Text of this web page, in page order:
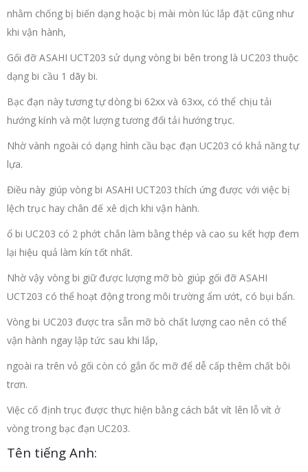
nhằm chống bị biến dạng hoặc bị mài mòn lúc lắp đặt cũng như
khi vận hành,
Gối đỡ ASAHI UCT203 sử dụng vòng bi bên trong là UC203 thuộc
dạng bi cầu 1 dãy bi.
Bạc đạn này tương tự dòng bi 62xx và 63xx, có thể chịu tải
hướng kính và một lượng tương đối tải hướng trục.
Nhờ vành ngoài có dạng hình cầu bạc đạn UC203 có khả năng tự
lựa.
Điều này giúp vòng bi ASAHI UCT203 thích ứng được với việc bị
lệch trục hay chân đế xê dịch khi vận hành.
ổ bi UC203 có 2 phớt chắn làm bằng thép và cao su kết hợp đem
lại hiệu quả làm kín tốt nhất.
Nhờ vậy vòng bi giữ được lượng mỡ bò giúp gối đỡ ASAHI
UCT203 có thể hoạt động trong môi trường ẩm ướt, có bụi bẩn.
Vòng bi UC203 được tra sẵn mỡ bò chất lượng cao nên có thể
vận hành ngay lập tức sau khi lắp,
ngoài ra trên vỏ gối còn có gắn ốc mỡ để dễ cấp thêm chất bôi
trơn.
Việc cố định trục được thực hiện bằng cách bắt vít lên lỗ vít ở
vòng trong bạc đạn UC203.
Tên tiếng Anh: